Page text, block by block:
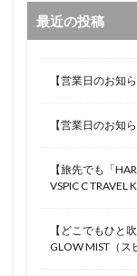
最近の投稿
【営業日のお知
【営業日のお知
【旅先でも「
VSPIC C TRAVEL
【どこでもひと
GLOW MIST（ス